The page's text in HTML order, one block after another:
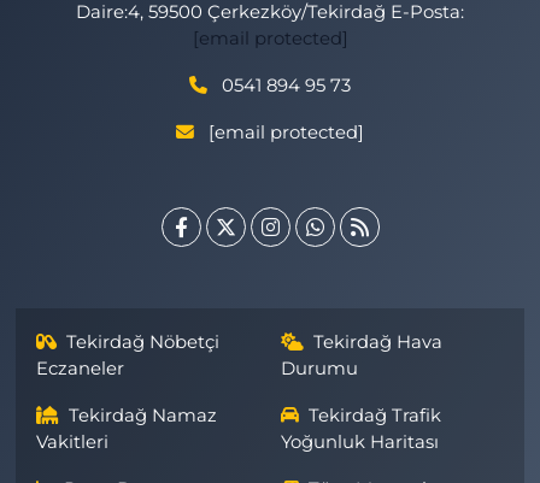
Daire:4, 59500 Çerkezköy/Tekirdağ E-Posta:
[email protected]
0541 894 95 73
[email protected]
Tekirdağ Nöbetçi
Eczaneler
Tekirdağ Hava
Durumu
Tekirdağ Namaz
Vakitleri
Tekirdağ Trafik
Yoğunluk Haritası